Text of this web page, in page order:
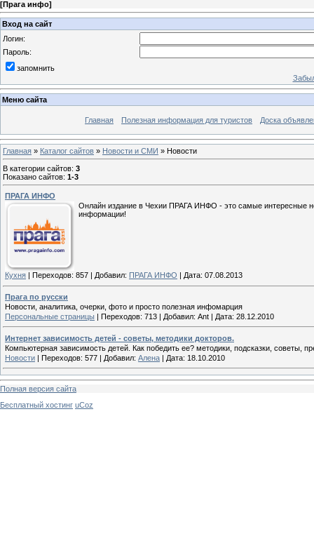
[Прага инфо]
Вход на сайт
Логин:
Пароль:
запомнить
Меню сайта
Главная Полезная информация для туристов Доска
Главная » Каталог сайтов » Новости и СМИ » Новости
В категории сайтов: 3
Показано сайтов: 1-3
ПРАГА ИНФО
Онлайн издание в Чехии ПРАГА ИНФО - это самые интересные
информации!
Кухня Переходов: 857 Добавил: ПРАГА ИНФО Дата: 07.08.2013
Прага по русски
Новости, аналитика, очерки, фото и просто полезная инфомарция
Персональные страницы | Переходов: 713 | Добавил: Ant | Дата: 28.12.2010
Интернет зависимость детей - советы, методики докторов.
Компьютерная зависимость детей. Как победить ее? методики, подсказки, советы,
Новости | Переходов: 577 | Добавил: Алена | Дата: 18.10.2010
Полная версия сайта
Бесплатный хостинг uCoz